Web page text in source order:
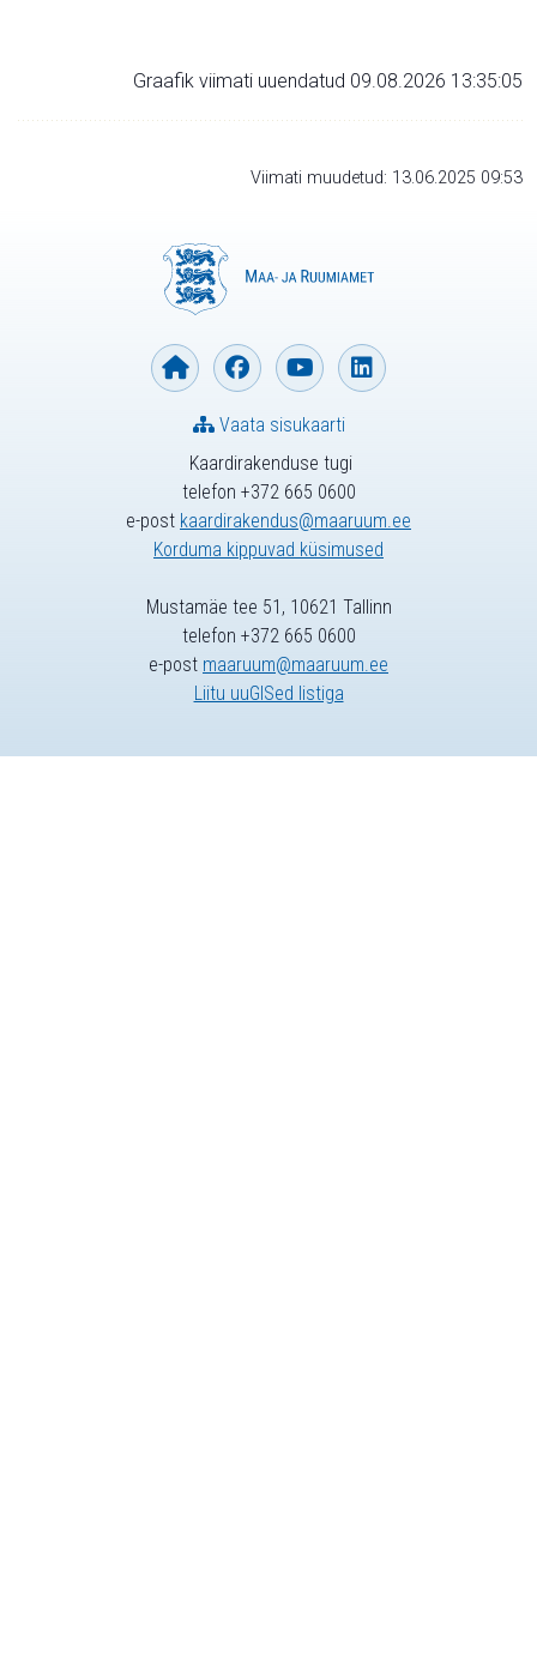
Graafik viimati uuendatud 09.08.2026 13:35:05
Viimati muudetud: 13.06.2025 09:53
Kaardirakenduse tugi
telefon +372 665 0600
e-post kaardirakendus@maaruum.ee
Korduma kippuvad küsimused
Vaata sisukaarti
Mustamäe tee 51, 10621 Tallinn
telefon +372 665 0600
e-post maaruum@maaruum.ee
Liitu uuGISed listiga